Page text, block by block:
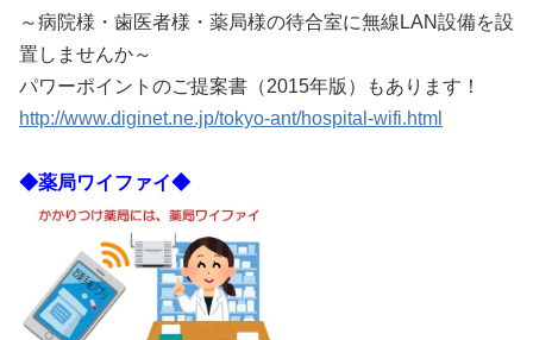
～病院様・歯医者様・薬局様の待合室に無線LAN設備を設
置しませんか～
パワーポイントのご提案書（2015年版）もあります！
http://www.diginet.ne.jp/tokyo-ant/hospital-wifi.html
◆薬局ワイファイ◆